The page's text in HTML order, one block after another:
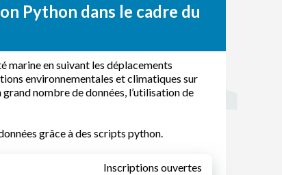
Python dans le cadre du
marine en suivant les déplacements
environnementales et climatiques sur
nombre de données, l’utilisation de
grâce à des scripts python.
Inscriptions ouvertes